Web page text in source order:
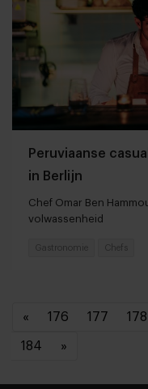
Peruviaanse
in Berlijn
Chef Omar Ben
volwassenheid
Gastronomie Chefs
« 176 177 178
184 »